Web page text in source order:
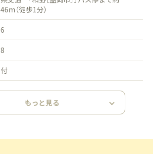
46m（徒歩1分）
6
8
付
もっと見る